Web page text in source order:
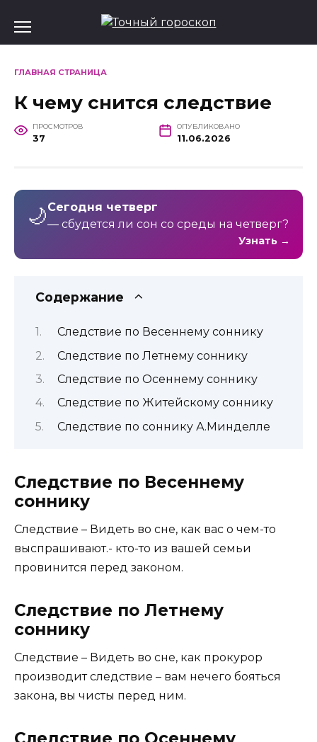
содержанию
ГЛАВНАЯ СТРАНИЦА
К чему снится следствие
ПРОСМОТРОВ
37
ОПУБЛИКОВАНО
11.06.2026
🌙Сегодня четверг
— сбудется ли сон со среды на четверг?
Узнать →
Содержание
Следствие по Весеннему соннику
Следствие по Летнему соннику
Следствие по Осеннему соннику
Следствие по Житейскому соннику
Следствие по соннику А.Минделле
Следствие по Весеннему
соннику
Следствие – Видеть во сне, как вас о чем-то
выспрашивают.- кто-то из вашей семьи
провинится перед законом.
Следствие по Летнему
соннику
Следствие – Видеть во сне, как прокурор
производит следствие – вам нечего бояться
закона, вы чисты перед ним.